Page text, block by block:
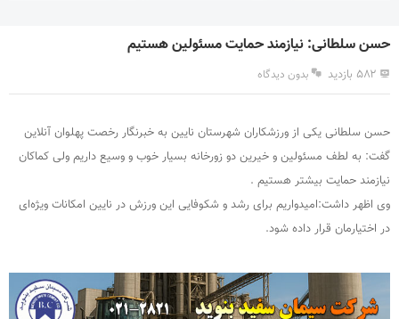
حسن سلطانی: نیازمند حمایت مسئولین هستیم
۵۸۲ بازدید بدون دیدگاه
حسن سلطانی یکی از ورزشکاران شهرستان نایین به خبرنگار رخصت پهلوان آنلاین
گفت: به لطف مسئولین و خیرین دو زورخانه بسیار خوب و وسیع داریم ولی کماکان
نیازمند حمایت بیشتر هستیم .
وی اظهر داشت:امیدواریم برای رشد و شکوفایی این ورزش در نایین امکانات ویژه‌ای
در اختیارمان قرار داده شود.